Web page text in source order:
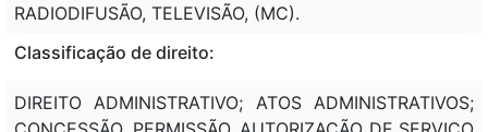
RADIODIFUSÃO, TELEVISÃO, (MC).
Classificação de direito:
DIREITO ADMINISTRATIVO; ATOS ADMINISTRATIVOS;